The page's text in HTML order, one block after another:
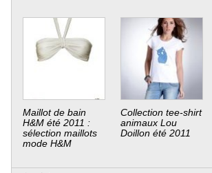
Maillot de bain
H&M été 2011 :
sélection maillots
mode H&M
Collection tee-shirt
animaux Lou
Doillon été 2011